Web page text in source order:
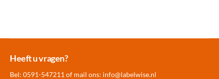
Meer dan 30.000
Heeft u vragen?
Bel: 0591-547211 of mail ons: info@labelwise.nl